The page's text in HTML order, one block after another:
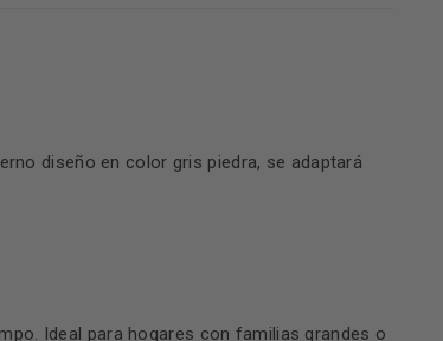
diseño en color gris piedra, se adaptará
Ideal para hogares con familias grandes o